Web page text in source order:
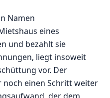
Namen
eines
und bezahlt sie
liegt insoweit
vor. Der
einen Schritt weiter
der dem